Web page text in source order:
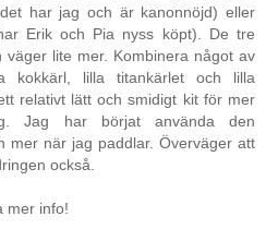
har jag och är kanonnöjd) eller
Erik och Pia nyss köpt). De tre
väger lite mer. Kombinera något av
kokkärl, lilla titankärlet och lilla
relativt lätt och smidigt kit för mer
Jag har börjat använda den
mer när jag paddlar. Överväger att
också.
mer info!